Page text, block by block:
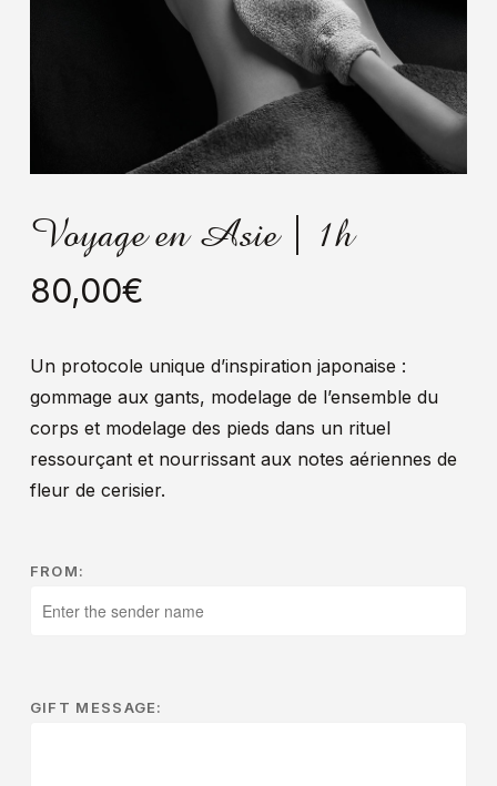
Voyage en Asie | 1h
80,00€
Un protocole unique d’inspiration japonaise :
gommage aux gants, modelage de l’ensemble du
corps et modelage des pieds dans un rituel
ressourçant et nourrissant aux notes aériennes de
fleur de cerisier.
FROM:
GIFT MESSAGE: